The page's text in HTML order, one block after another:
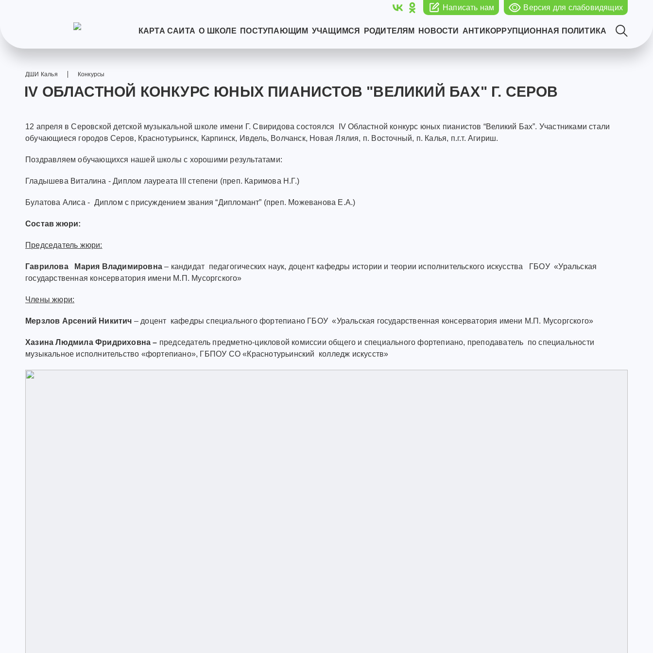
Написать нам Версия для слабовидящих
КАРТА САЙТА О ШКОЛЕ ПОСТУПАЮЩИМ УЧАЩИМСЯ РОДИТЕЛЯМ НОВОСТИ АНТИКОРРУПЦИОННАЯ ПОЛИТИКА
ДШИ Калья Конкурсы
IV ОБЛАСТНОЙ КОНКУРС ЮНЫХ ПИАНИСТОВ "ВЕЛИКИЙ БАХ" Г. СЕРОВ
12 апреля в Серовской детской музыкальной школе имени Г. Свиридова состоялся IV Областной конкурс юных пианистов “Великий Бах”. Участниками стали
обучающиеся городов Серов, Краснотурьинск, Карпинск, Ивдель, Волчанск, Новая Лялия, п. Восточный, п. Калья, п.г.т. Агириш.
Поздравляем обучающихся нашей школы с хорошими результатами:
Гладышева Виталина - Диплом лауреата III степени (преп. Каримова Н.Г.)
Булатова Алиса - Диплом с присуждением звания “Дипломант” (преп. Можеванова Е.А.)
Состав жюри:
Председатель жюри:
Гаврилова Мария Владимировна – кандидат педагогических наук, доцент кафедры истории и теории исполнительского искусства ГБОУ «Уральская
государственная консерватория имени М.П. Мусоргского»
Члены жюри:
Мерзлов Арсений Никитич – доцент кафедры специального фортепиано ГБОУ «Уральская государственная консерватория имени М.П. Мусоргского»
Хазина Людмила Фридриховна – председатель предметно-цикловой комиссии общего и специального фортепиано, преподаватель по специальности
музыкальное исполнительство «фортепиано», ГБПОУ СО «Краснотурьинский колледж искусств»